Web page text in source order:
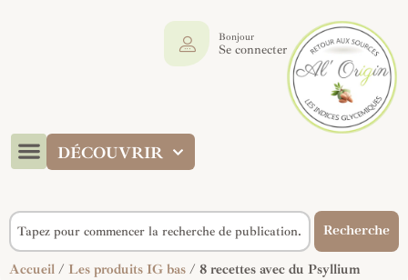
DÉCOUVRIR
Bonjour
Se connecter
Recherche
Accueil / Les produits IG bas / 8 recettes avec du Psyllium